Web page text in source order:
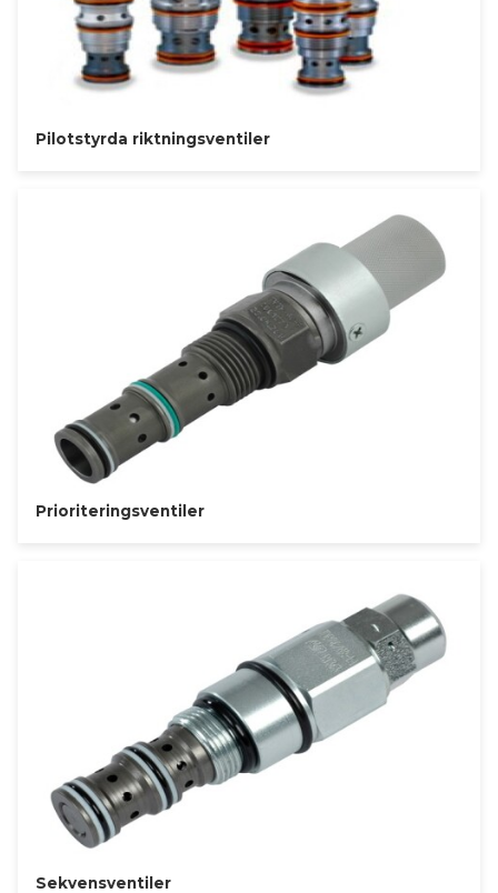
Pilotstyrda riktningsventiler
Prioriteringsventiler
Sekvensventiler